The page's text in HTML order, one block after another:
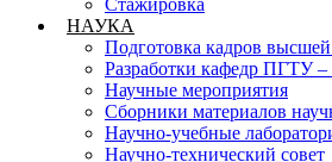
Стажировка
НАУКА
Подготовка кадров
Разработки кафедр
Научные мероприятия
Сборники материалов
Научно-учебные
Научно-технический совет